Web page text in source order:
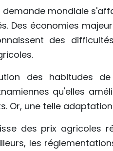
demande mondiale
Des économies
des
des habitudes
qu'elles
Or, une telle
des prix agricoles
les